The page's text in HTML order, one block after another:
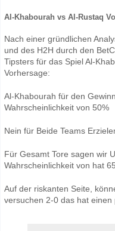
Al-Khabourah vs Al-Rustaq
Nach einer gründlichen
und des H2H durch den
Tipsters für das Spiel Al-
Vorhersage:
Al-Khabourah für den
Wahrscheinlichkeit von 50%
Nein für Beide Teams
Für Gesamt Tore sagen wir
Wahrscheinlichkeit von hat
Auf der riskanten Seite,
versuchen 2-0 das hat einen